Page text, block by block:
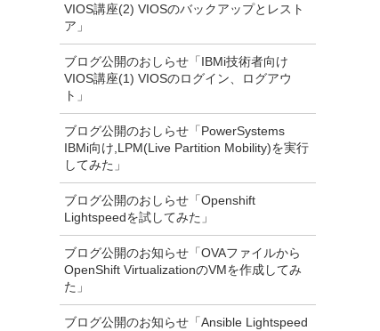
VIOS講座(2) VIOSのバックアップとレスト
ア」
ブログ公開のおしらせ「IBMi技術者向け
VIOS講座(1) VIOSのログイン、ログアウ
ト」
ブログ公開のおしらせ「PowerSystems
IBMi向け,LPM(Live Partition Mobility)を実行
してみた」
ブログ公開のおしらせ「Openshift
Lightspeedを試してみた」
ブログ公開のお知らせ「OVAファイルから
OpenShift VirtualizationのVMを作成してみ
た」
ブログ公開のお知らせ「Ansible Lightspeed